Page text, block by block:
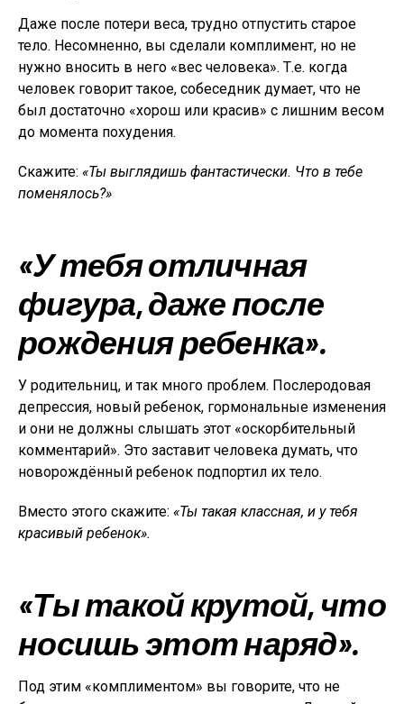
Даже после потери веса, трудно отпустить старое
тело. Несомненно, вы сделали комплимент, но не
нужно вносить в него «вес человека». Т.е. когда
человек говорит такое, собеседник думает, что не
был достаточно «хорош или красив» с лишним весом
до момента похудения.
Скажите: «Ты выглядишь фантастически. Что в тебе
поменялось?»
«У тебя отличная
фигура, даже после
рождения ребенка».
У родительниц, и так много проблем. Послеродовая
депрессия, новый ребенок, гормональные изменения
и они не должны слышать этот «оскорбительный
комментарий». Это заставит человека думать, что
новорождённый ребенок подпортил их тело.
Вместо этого скажите: «Ты такая классная, и у тебя
красивый ребенок».
«Ты такой крутой, что
носишь этот наряд».
Под этим «комплиментом» вы говорите, что не